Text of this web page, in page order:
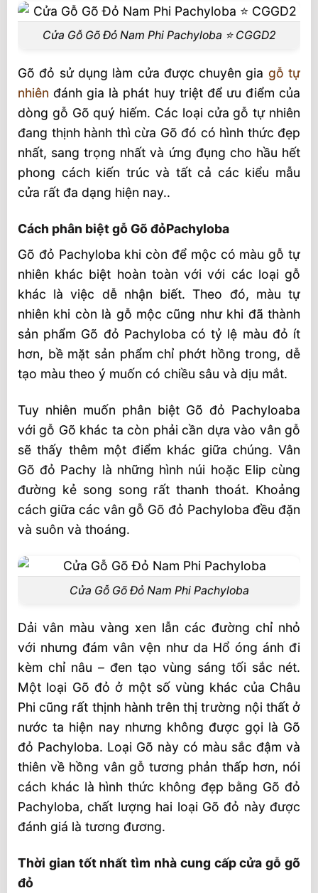
Cửa Gỗ Gõ Đỏ Nam Phi Pachyloba ⭐️ CGGD2
Gõ đỏ sử dụng làm cửa được chuyên gia gỗ tự
nhiên đánh gia là phát huy triệt để ưu điểm của
dòng gỗ Gõ quý hiếm. Các loại cửa gỗ tự nhiên
đang thịnh hành thì cừa Gõ đó có hình thức đẹp
nhất, sang trọng nhất và ứng đụng cho hầu hết
phong cách kiến trúc và tất cả các kiểu mẫu
cửa rất đa dạng hiện nay..
Cách phân biệt gỗ Gõ đỏPachyloba
Gõ đỏ Pachyloba khi còn để mộc có màu gỗ tự
nhiên khác biệt hoàn toàn với với các loại gỗ
khác là việc dễ nhận biết. Theo đó, màu tự
nhiên khi còn là gỗ mộc cũng như khi đã thành
sản phẩm Gõ đỏ Pachyloba có tỷ lệ màu đỏ ít
hơn, bề mặt sản phẩm chỉ phớt hồng trong, dễ
tạo màu theo ý muốn có chiều sâu và dịu mắt.
Tuy nhiên muốn phân biệt Gõ đỏ Pachyloaba
với gỗ Gõ khác ta còn phải cần dựa vào vân gỗ
sẽ thấy thêm một điểm khác giữa chúng. Vân
Gõ đỏ Pachy là những hình núi hoặc Elip cùng
đường kẻ song song rất thanh thoát. Khoảng
cách giữa các vân gỗ Gõ đỏ Pachyloba đều đặn
và suôn và thoáng.
Cửa Gỗ Gõ Đỏ Nam Phi Pachyloba
Dải vân màu vàng xen lẫn các đường chỉ nhỏ
với nhưng đám vân vện như da Hổ óng ánh đi
kèm chỉ nâu – đen tạo vùng sáng tối sắc nét.
Một loại Gõ đỏ ở một số vùng khác của Châu
Phi cũng rất thịnh hành trên thị trường nội thất ở
nước ta hiện nay nhưng không được gọi là Gõ
đỏ Pachyloba. Loại Gõ này có màu sắc đậm và
thiên về hồng vân gỗ tương phản thấp hơn, nói
cách khác là hình thức không đẹp bằng Gõ đỏ
Pachyloba, chất lượng hai loại Gõ đỏ này được
đánh giá là tương đương.
Thời gian tốt nhất tìm nhà cung cấp cửa gỗ gõ
đỏ